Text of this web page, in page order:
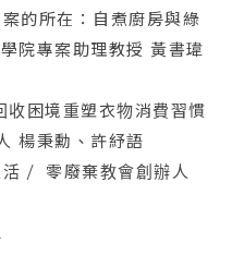
的所在：自煮廚房與綠
院專案助理教授 黃書瑋
困境重塑衣物消費習慣
楊秉勳、許紓語
/ 零廢棄教會創辦人